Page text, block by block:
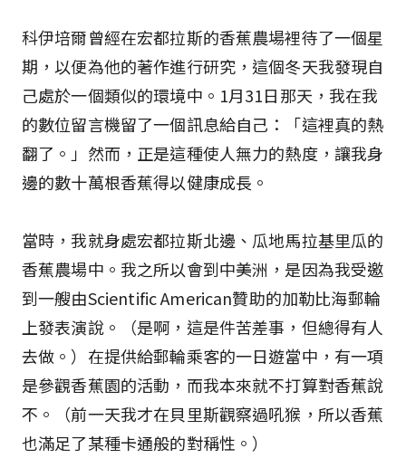
科伊培爾曾經在宏都拉斯的香蕉農場裡待了一個星
期，以便為他的著作進行研究，這個冬天我發現自
己處於一個類似的環境中。1月31日那天，我在我
的數位留言機留了一個訊息給自己：「這裡真的熱
翻了。」然而，正是這種使人無力的熱度，讓我身
邊的數十萬根香蕉得以健康成長。
當時，我就身處宏都拉斯北邊、瓜地馬拉基里瓜的
香蕉農場中。我之所以會到中美洲，是因為我受邀
到一艘由Scientific American贊助的加勒比海郵輪
上發表演說。（是啊，這是件苦差事，但總得有人
去做。）在提供給郵輪乘客的一日遊當中，有一項
是參觀香蕉園的活動，而我本來就不打算對香蕉說
不。（前一天我才在貝里斯觀察過吼猴，所以香蕉
也滿足了某種卡通般的對稱性。）